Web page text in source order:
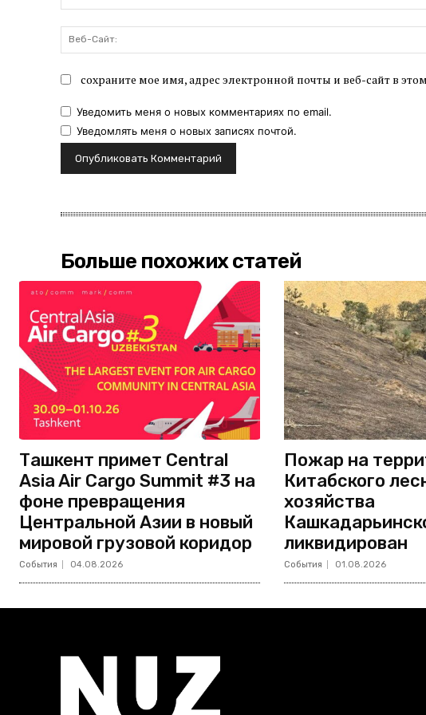
сохраните мое имя, адрес электронной почты и веб-сайт в
Уведомить меня о новых комментариях по email.
Уведомлять меня о новых записях почтой.
Больше похожих статей
Ташкент примет Central
Asia Air Cargo Summit #3 на
фоне превращения
Центральной Азии в новый
мировой грузовой коридор
События 04.08.2026
Пожар на
Китабского
хозяйства
ликвидирован
События 01.08.2026